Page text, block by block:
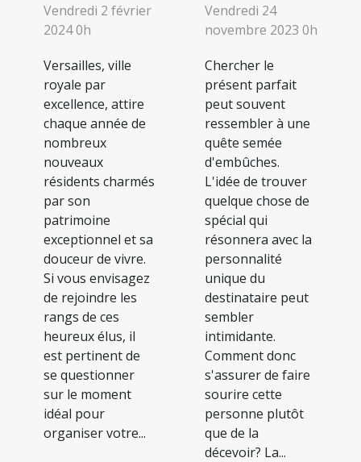
Vendredi 2 février
2024 0h
Versailles, ville
royale par
excellence, attire
chaque année de
nombreux
nouveaux
résidents charmés
par son
patrimoine
exceptionnel et sa
douceur de vivre.
Si vous envisagez
de rejoindre les
rangs de ces
heureux élus, il
est pertinent de
se questionner
sur le moment
idéal pour
organiser votre...
Vendredi 24
novembre 2023 0h
Chercher le
présent parfait
peut souvent
ressembler à une
quête semée
d'embûches.
L'idée de trouver
quelque chose de
spécial qui
résonnera avec la
personnalité
unique du
destinataire peut
sembler
intimidante.
Comment donc
s'assurer de faire
sourire cette
personne plutôt
que de la
décevoir? La...